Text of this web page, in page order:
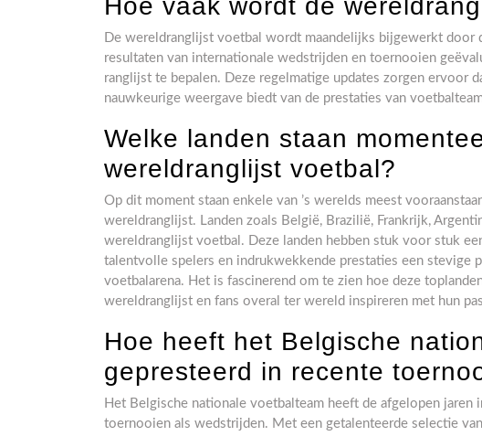
Hoe vaak wordt de
De wereldranglijst voetbal wordt maandelijks bijgewerkt door
resultaten van internationale wedstrijden en toernooien
ranglijst te bepalen. Deze regelmatige updates zorgen ervoor
nauwkeurige weergave biedt van de prestaties van
Welke landen staan
wereldranglijst voetbal?
Op dit moment staan enkele van ’s werelds meest
wereldranglijst. Landen zoals België, Brazilië, Frankrijk,
wereldranglijst voetbal. Deze landen hebben stuk voor stuk
talentvolle spelers en indrukwekkende prestaties een stevige
voetbalarena. Het is fascinerend om te zien hoe deze
wereldranglijst en fans overal ter wereld inspireren met hun
Hoe heeft het Belgische
gepresteerd in recente
Het Belgische nationale voetbalteam heeft de afgelopen
toernooien als wedstrijden. Met een getalenteerde selectie